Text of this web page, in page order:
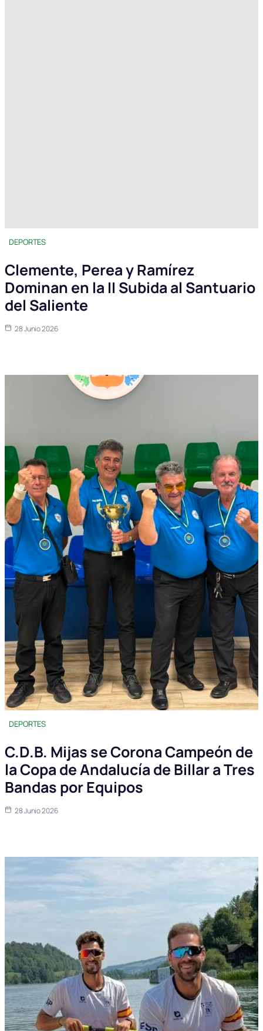
DEPORTES
Clemente, Perea y Ramírez
Dominan en la II Subida al Santuario
del Saliente
28 Junio 2026
DEPORTES
C.D.B. Mijas se Corona Campeón de
la Copa de Andalucía de Billar a Tres
Bandas por Equipos
28 Junio 2026